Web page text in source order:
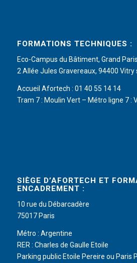
FORMATIONS TECHNIQUES :
Eco-Campus du Bâtiment, Grand Paris
2 Allée Jules Gravereaux, 94400 Vitry
Accueil Afortech : 01 40 55 14 14
Tram 7 : Moulin Vert – Métro ligne 7 :
SIÈGE D’AFORTECH ET
ENCADREMENT :
10 rue du Débarcadère
75017 Paris
Métro : Argentine
RER : Charles de Gaulle Etoile
Parking public Etoile Pereire ou Paris